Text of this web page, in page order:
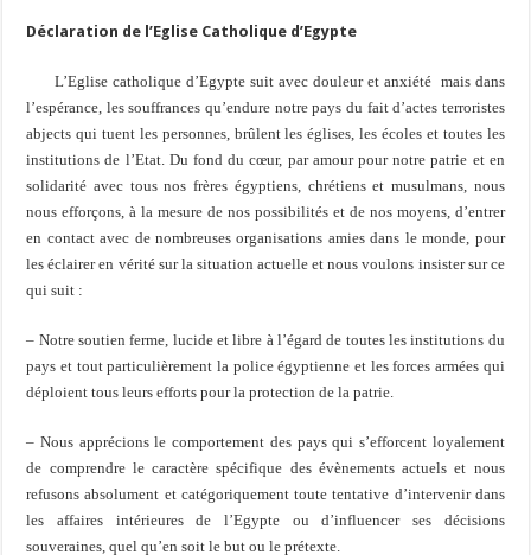
Déclaration de l’Eglise Catholique d’Egypte
L’Eglise catholique d’Egypte suit avec douleur et anxiété mais dans
l’espérance, les souffrances qu’endure notre pays du fait d’actes terroristes
abjects qui tuent les personnes, brûlent les églises, les écoles et toutes les
institutions de l’Etat. Du fond du cœur, par amour pour notre patrie et en
solidarité avec tous nos frères égyptiens, chrétiens et musulmans, nous
nous efforçons, à la mesure de nos possibilités et de nos moyens, d’entrer
en contact avec de nombreuses organisations amies dans le monde, pour
les éclairer en vérité sur la situation actuelle et nous voulons insister sur ce
qui suit :
– Notre soutien ferme, lucide et libre à l’égard de toutes les institutions du
pays et tout particulièrement la police égyptienne et les forces armées qui
déploient tous leurs efforts pour la protection de la patrie.
– Nous apprécions le comportement des pays qui s’efforcent loyalement
de comprendre le caractère spécifique des évènements actuels et nous
refusons absolument et catégoriquement toute tentative d’intervenir dans
les affaires intérieures de l’Egypte ou d’influencer ses décisions
souveraines, quel qu’en soit le but ou le prétexte.